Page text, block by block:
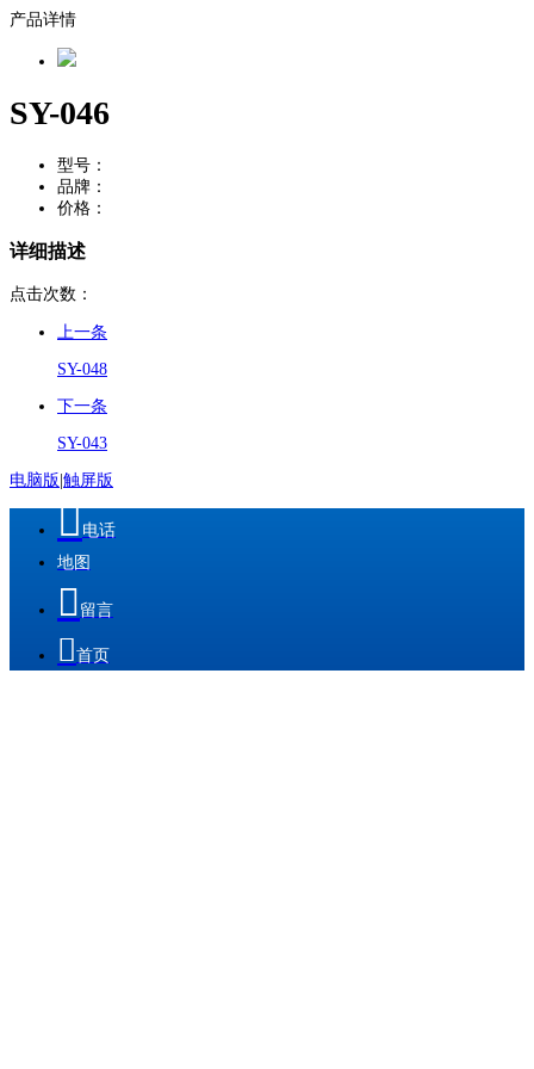
产品详情
SY-046
型号：
品牌：
价格：
详细描述
点击次数：
上一条
SY-048
下一条
SY-043
电脑版 触屏版
电话
地图
 留言
首页